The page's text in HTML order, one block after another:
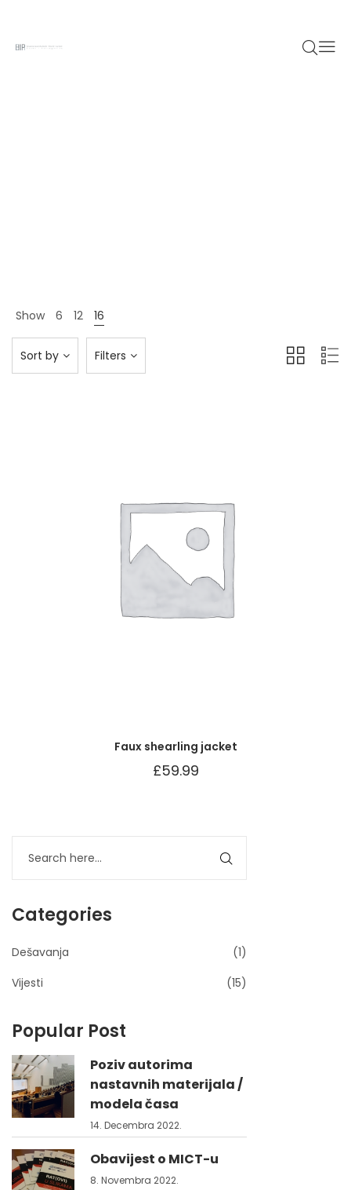
Show 6 12 16
Filters
Sort by
Faux shearling jacket
£59.99
Categories
Dešavanja
(1)
Vijesti
(15)
Popular Post
Poziv autorima
nastavnih materijala /
modela časa
14. Decembra 2022.
Obavijest o MICT-u
8. Novembra 2022.